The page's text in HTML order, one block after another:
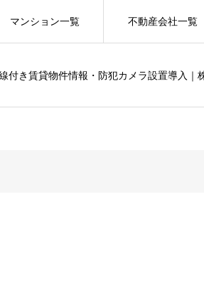
付き賃貸物件情報・防犯カメラ設置導入｜
マンション一覧 不動産会社一覧